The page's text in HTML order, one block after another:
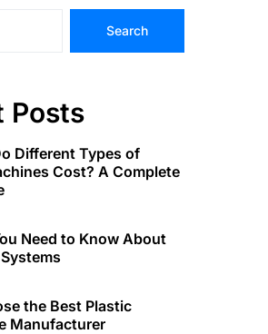
Search
Posts
Different Types of
Cost? A Complete
Need to Know About
the Best Plastic
Manufacturer